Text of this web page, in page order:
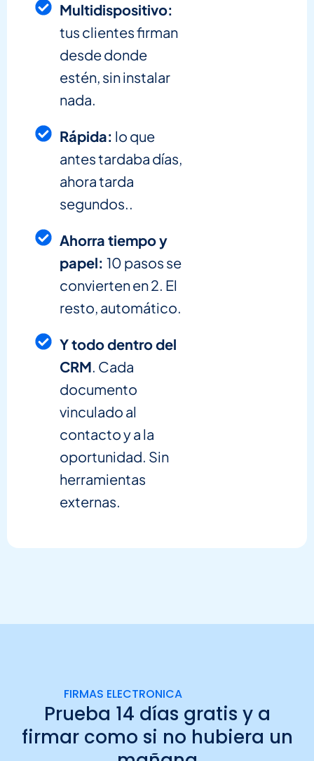
Multidispositivo:
tus clientes firman
desde donde
estén, sin instalar
nada.
Rápida: lo que
antes tardaba días,
ahora tarda
segundos..
Ahorra tiempo y
papel: 10 pasos se
convierten en 2. El
resto, automático.
Y todo dentro del
CRM. Cada
documento
vinculado al
contacto y a la
oportunidad. Sin
herramientas
externas.
FIRMAS ELECTRONICA
Prueba 14 días gratis y a
firmar como si no hubiera un